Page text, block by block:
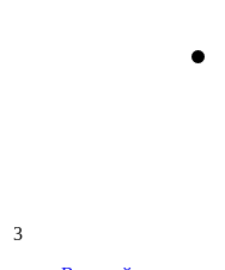
3